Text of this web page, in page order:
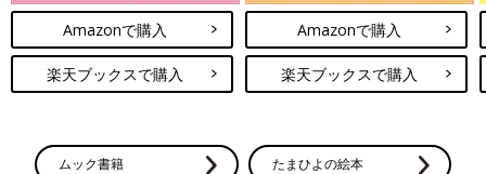
Amazonで購入
楽天ブックスで購入
Amazonで購入
楽天ブックスで購入
ムック書籍 たまひよの絵本